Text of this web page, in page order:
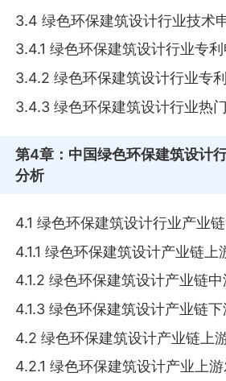
3.4 绿色环保建筑设计行业技术
3.4.1 绿色环保建筑设计行业专
3.4.2 绿色环保建筑设计行业专
3.4.3 绿色环保建筑设计行业热
第4章 ：中国绿色环保建筑设计
分析
4.1 绿色环保建筑设计行业产业
4.1.1 绿色环保建筑设计产业链上
4.1.2 绿色环保建筑设计产业链
4.1.3 绿色环保建筑设计产业链
4.2 绿色环保建筑设计产业链上
4.2.1 绿色环保建筑设计产业上